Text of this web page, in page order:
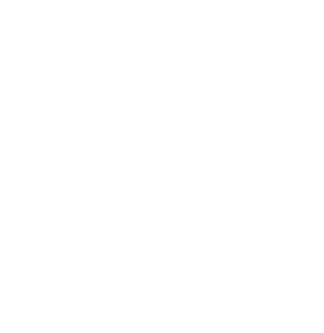
آزاد کشمیر جیسے احتجاج کی